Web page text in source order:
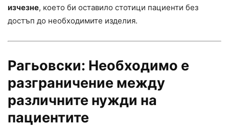
изчезне, което би оставило стотици пациенти без
достъп до необходимите изделия.
Рагьовски: Необходимо е
разграничение между
различните нужди на
пациентите